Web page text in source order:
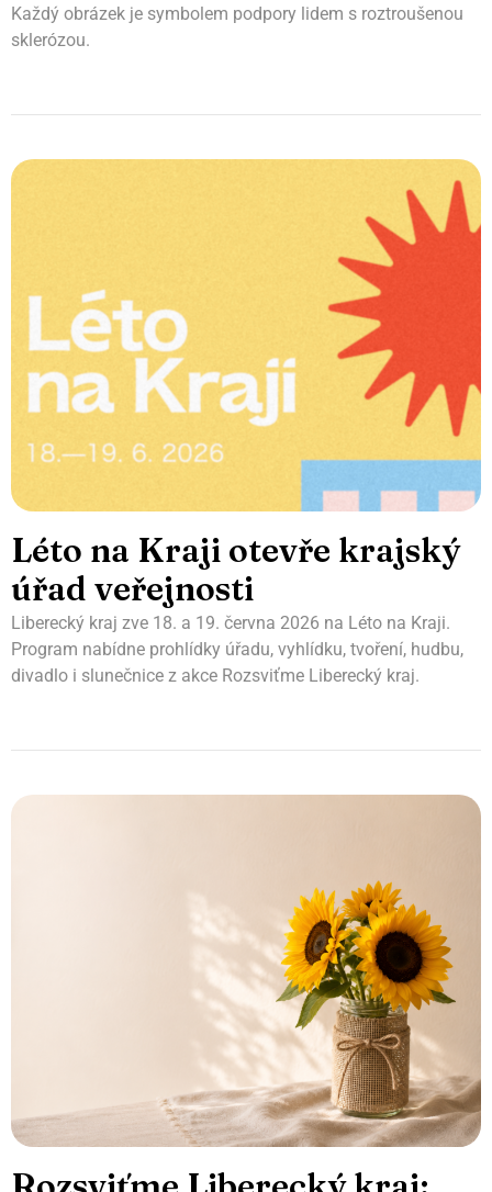
Každý obrázek je symbolem podpory lidem s roztroušenou
sklerózou.
Léto na Kraji otevře krajský
úřad veřejnosti
Liberecký kraj zve 18. a 19. června 2026 na Léto na Kraji.
Program nabídne prohlídky úřadu, vyhlídku, tvoření, hudbu,
divadlo i slunečnice z akce Rozsviťme Liberecký kraj.